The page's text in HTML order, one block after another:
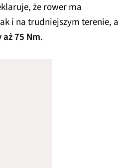
że rower ma
i na trudniejszym terenie, a
75 Nm.